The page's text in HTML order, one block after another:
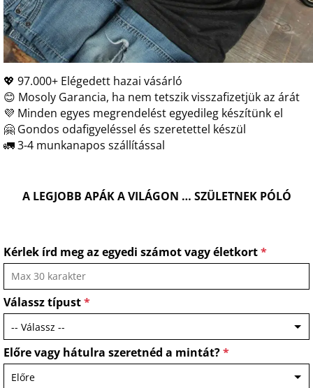
💖 97.000+ Elégedett hazai vásárló
😊 Mosoly Garancia, ha nem tetszik visszafizetjük az árát
💜 Minden egyes megrendelést egyedileg készítünk el
🤗 Gondos odafigyeléssel és szeretettel készül
🚛 3-4 munkanapos szállítással
A LEGJOBB APÁK A VILÁGON … SZÜLETNEK PÓLÓ
Kérlek írd meg az egyedi számot vagy életkort*
Válassz típust*
Előre vagy hátulra szeretnéd a mintát?*